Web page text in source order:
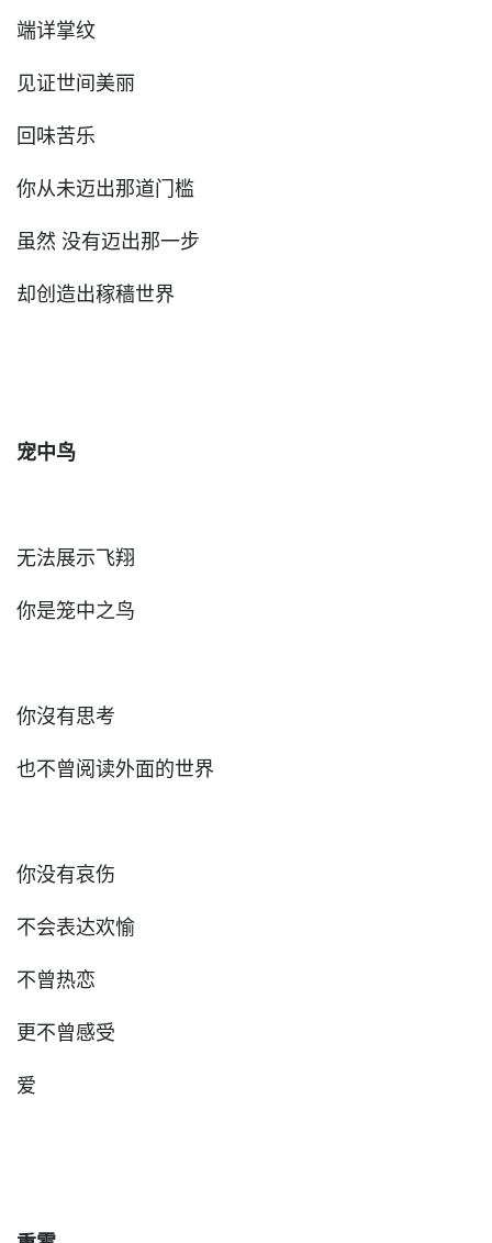
端详掌纹
见证世间美丽
回味苦乐
你从未迈出那道门槛
虽然 没有迈出那一步
却创造出稼穑世界
宠中鸟
无法展示飞翔
你是笼中之鸟
你沒有思考
也不曾阅读外面的世界
你没有哀伤
不会表达欢愉
不曾热恋
更不曾感受
爱